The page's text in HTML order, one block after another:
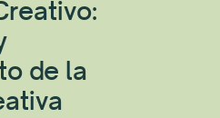
de la